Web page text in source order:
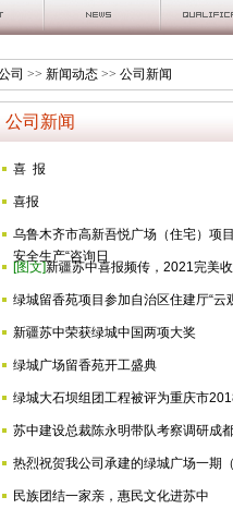
司 >> 新闻动态 >> 公司新闻
公司新闻
喜 报
喜报
乌鲁木齐市高新吾悦广场（住宅）项
安全生产“咨询日
[图文]新疆苏中喜报频传，2021完美
绿城留香苑项目参加自治区住建厅“云
新疆苏中荣获绿城中国两项大奖
绿城广场留香苑开工盛典
绿城大石坝组团工程被评为重庆市
苏中建设总裁陈永明带队考察调研成
热烈祝贺我公司承建的绿城广场一期
民族团结一家亲，惠民文化进苏中